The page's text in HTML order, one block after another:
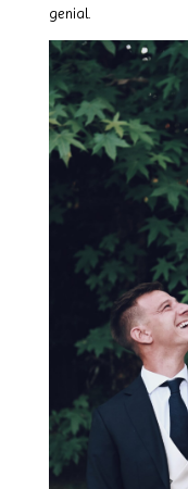
genial.